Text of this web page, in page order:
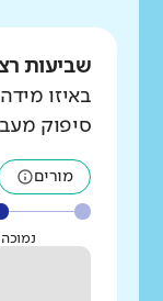
שביעות
באיזו
סיפוק
מורים